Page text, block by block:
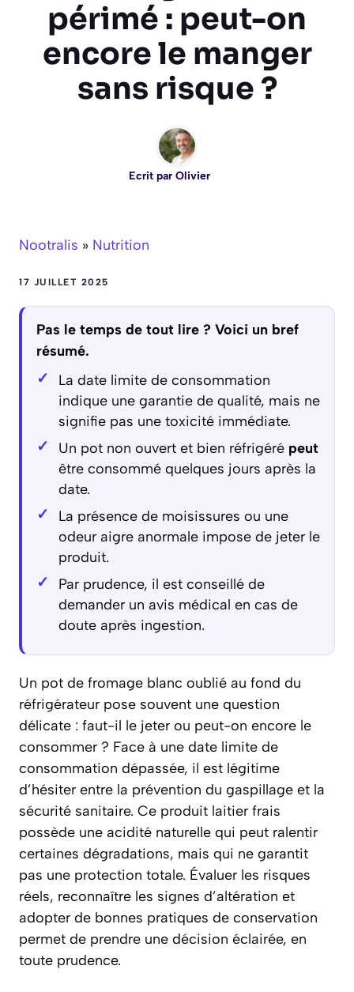
périmé : peut-on
encore le manger
sans risque ?
Ecrit par Olivier
Nootralis » Nutrition
17 JUILLET 2025
Pas le temps de tout lire ? Voici un bref
résumé.
La date limite de consommation
indique une garantie de qualité, mais ne
signifie pas une toxicité immédiate.
Un pot non ouvert et bien réfrigéré peut
être consommé quelques jours après la
date.
La présence de moisissures ou une
odeur aigre anormale impose de jeter le
produit.
Par prudence, il est conseillé de
demander un avis médical en cas de
doute après ingestion.
Un pot de fromage blanc oublié au fond du
réfrigérateur pose souvent une question
délicate : faut-il le jeter ou peut-on encore le
consommer ? Face à une date limite de
consommation dépassée, il est légitime
d’hésiter entre la prévention du gaspillage et la
sécurité sanitaire. Ce produit laitier frais
possède une acidité naturelle qui peut ralentir
certaines dégradations, mais qui ne garantit
pas une protection totale. Évaluer les risques
réels, reconnaître les signes d’altération et
adopter de bonnes pratiques de conservation
permet de prendre une décision éclairée, en
toute prudence.